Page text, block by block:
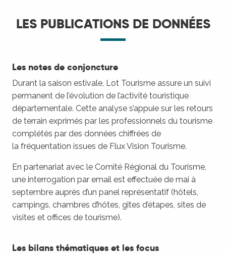
LES PUBLICATIONS DE DONNÉES
Les notes de conjoncture
Durant la saison estivale, Lot Tourisme assure un suivi
permanent de l’évolution de l’activité touristique
départementale. Cette analyse s’appuie sur les retours
de terrain exprimés par les professionnels du tourisme
complétés par des données chiffrées de
la fréquentation issues de Flux Vision Tourisme.
En partenariat avec le Comité Régional du Tourisme,
une interrogation par email est effectuée de mai à
septembre auprès d’un panel représentatif (hôtels,
campings, chambres d’hôtes, gîtes d’étapes, sites de
visites et offices de tourisme).
Les bilans thématiques et les focus